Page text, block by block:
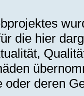
die hier
oder deren